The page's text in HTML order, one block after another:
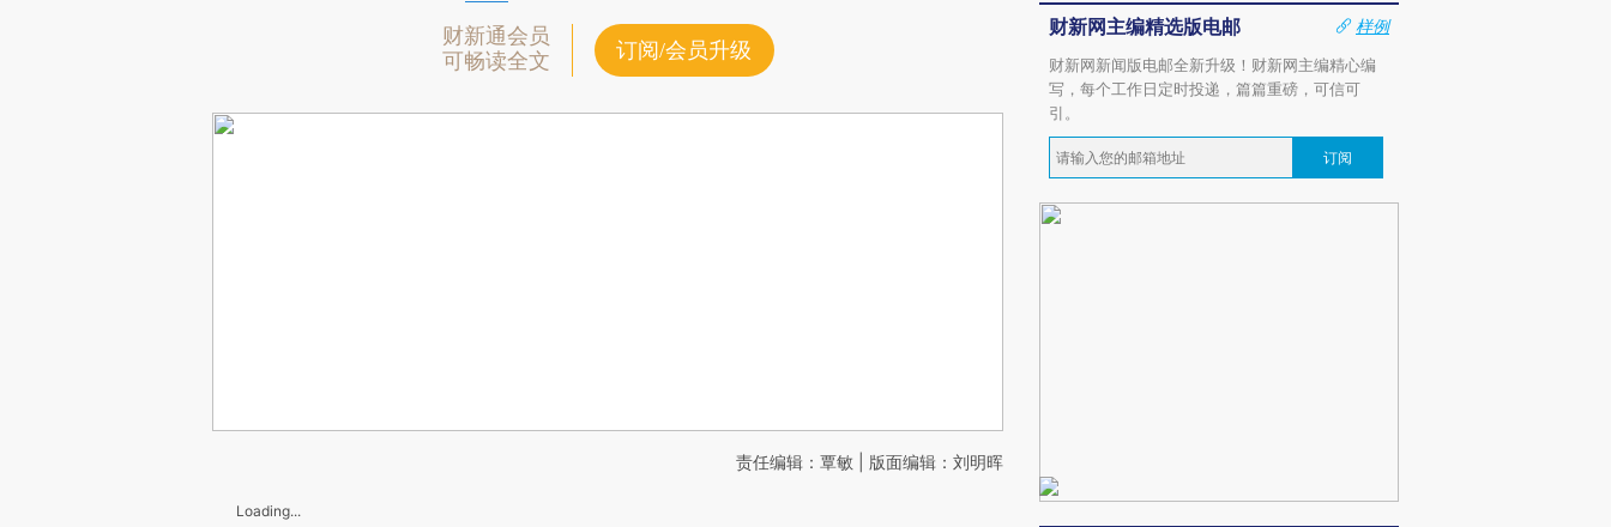
财新通会员
可畅读全文
订阅/会员升级
责任编辑：覃敏 | 版面编辑：刘明晖
Loading...
财新网主编精选版电邮
样例
财新网新闻版电邮全新升级！财新网主编精心编
写，每个工作日定时投递，篇篇重磅，可信可
引。
订阅